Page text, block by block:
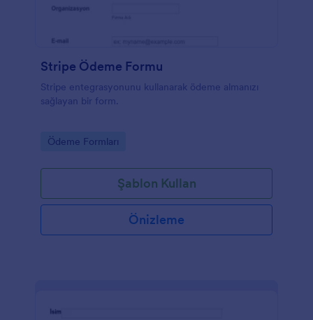
Stripe Ödeme Formu
Stripe entegrasyonunu kullanarak ödeme almanızı
sağlayan bir form.
Go to Category:
Ödeme Formları
Şablon Kullan
Önizleme